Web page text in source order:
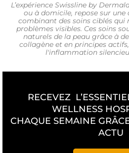
L’expérience Swissline by
ou à domicile, repose sur une
combinant des soins ciblés qui
problèmes visibles. Ces soins
naturels de la peau grâce à
collagène et en principes
l'inflammation
RECEVEZ
WELLNESS
CHAQUE SEMAINE
ACTU